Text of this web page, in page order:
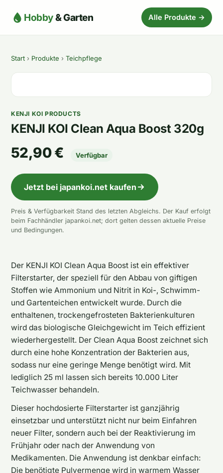
Hobby& Garten Alle Produkte →
Start › Produkte › Teichpflege
KENJI KOI PRODUCTS
KENJI KOI Clean Aqua Boost 320g
52,90 € Verfügbar
Jetzt bei japankoi.net kaufen
Preis & Verfügbarkeit Stand des letzten Abgleichs. Der Kauf erfolgt
beim Fachhändler japankoi.net; dort gelten dessen aktuelle Preise
und Bedingungen.
Der KENJI KOI Clean Aqua Boost ist ein effektiver
Filterstarter, der speziell für den Abbau von giftigen
Stoffen wie Ammonium und Nitrit in Koi-, Schwimm-
und Gartenteichen entwickelt wurde. Durch die
enthaltenen, trockengefrosteten Bakterienkulturen
wird das biologische Gleichgewicht im Teich effizient
wiederhergestellt. Der Clean Aqua Boost zeichnet sich
durch eine hohe Konzentration der Bakterien aus,
sodass nur eine geringe Menge benötigt wird. Mit
lediglich 25 ml lassen sich bereits 10.000 Liter
Teichwasser behandeln.
Dieser hochdosierte Filterstarter ist ganzjährig
einsetzbar und unterstützt nicht nur beim Einfahren
neuer Filter, sondern auch bei der Reaktivierung im
Frühjahr oder nach der Anwendung von
Medikamenten. Die Anwendung ist denkbar einfach:
Die benötigte Pulvermenge wird in warmem Wasser